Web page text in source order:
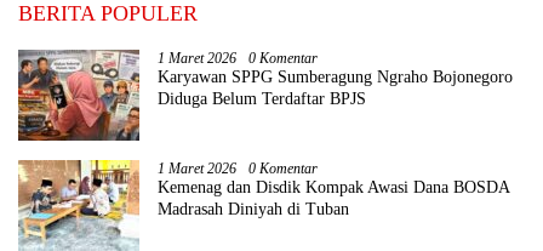
BERITA POPULER
1 Maret 2026 0 Komentar
Karyawan SPPG Sumberagung Ngraho Bojonegoro
Diduga Belum Terdaftar BPJS
1 Maret 2026 0 Komentar
Kemenag dan Disdik Kompak Awasi Dana BOSDA
Madrasah Diniyah di Tuban